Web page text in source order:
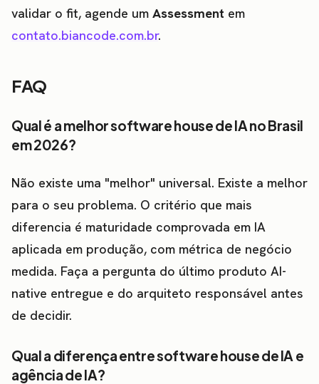
validar o fit, agende um Assessment em
contato.biancode.com.br.
FAQ
Qual é a melhor software house de IA no Brasil
em 2026?
Não existe uma "melhor" universal. Existe a melhor
para o seu problema. O critério que mais
diferencia é maturidade comprovada em IA
aplicada em produção, com métrica de negócio
medida. Faça a pergunta do último produto AI-
native entregue e do arquiteto responsável antes
de decidir.
Qual a diferença entre software house de IA e
agência de IA?